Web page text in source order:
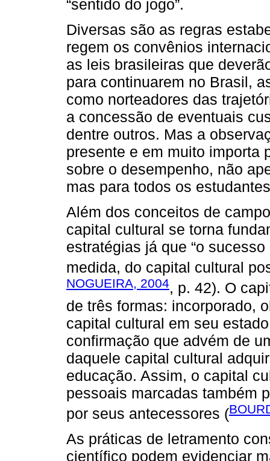
“sentido do jogo”.
Diversas são as regras
regem os convênios
as leis brasileiras que
para continuarem no Brasil,
como norteadores das
a concessão de eventuais
dentre outros. Mas a
presente e em muito importa
sobre o desempenho, não
mas para todos os
Além dos conceitos de
capital cultural se torna
estratégias já que “o
medida, do capital cultural
NOGUEIRA, 2004, p. 42). O
de três formas: incorporado,
capital cultural em seu
confirmação que advém de
daquele capital cultural
educação. Assim, o capital
pessoais marcadas também
por seus antecessores (
As práticas de letramento
científico podem evidenciar